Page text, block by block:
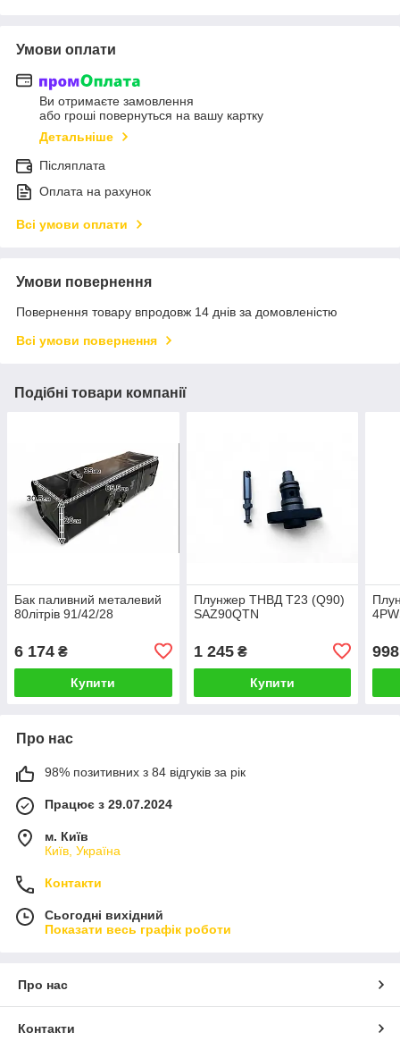
Умови оплати
Ви отримаєте замовлення
або гроші повернуться на вашу картку
Детальніше
Післяплата
Оплата на рахунок
Всі умови оплати
Умови повернення
Повернення товару впродовж 14 днів за домовленістю
Всі умови повернення
Подібні товари компанії
Бак паливний металевий
80літрів 91/42/28
6 174 ₴
Купити
Плунжер ТНВД T23 (Q90)
SAZ90QTN
1 245₴
Купити
998
Про нас
98% позитивних з 84 відгуків за рік
Працює з 29.07.2024
м. Київ
Київ, Україна
Контакти
Сьогодні вихідний
Показати весь графік роботи
Про нас
Контакти